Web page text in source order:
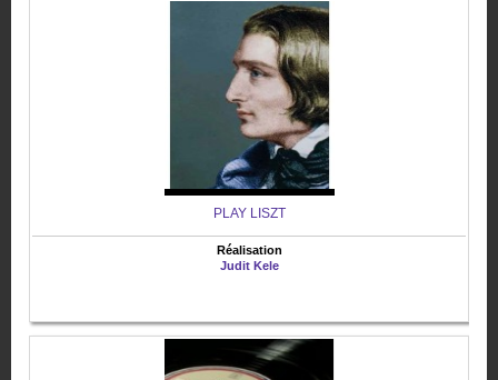
PLAY LISZT
Réalisation
Judit Kele